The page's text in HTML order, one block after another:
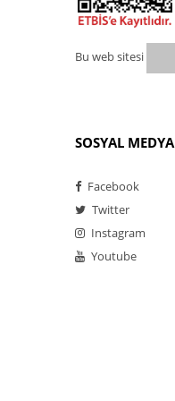
Bu web sitesi
SOSYAL MEDYA
Facebook
Twitter
Instagram
Youtube